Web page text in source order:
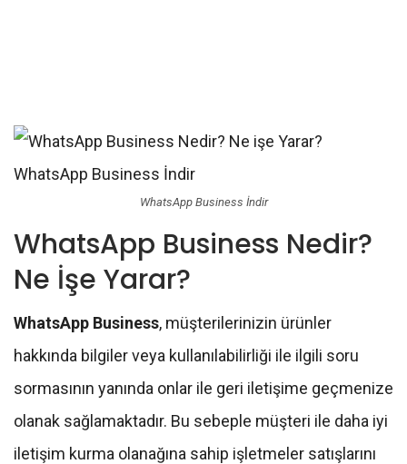
WhatsApp Business İndir
WhatsApp Business Nedir?
Ne İşe Yarar?
WhatsApp Business, müşterilerinizin ürünler
hakkında bilgiler veya kullanılabilirliği ile ilgili soru
sormasının yanında onlar ile geri iletişime geçmenize
olanak sağlamaktadır. Bu sebeple müşteri ile daha iyi
iletişim kurma olanağına sahip işletmeler satışlarını